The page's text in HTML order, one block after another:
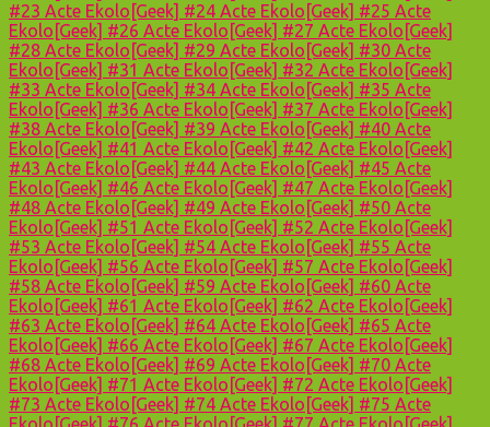
#23 Acte Ekolo[Geek] #24 Acte Ekolo[Geek] #25 Acte
Ekolo[Geek] #26 Acte Ekolo[Geek] #27 Acte Ekolo[Geek]
#28 Acte Ekolo[Geek] #29 Acte Ekolo[Geek] #30 Acte
Ekolo[Geek] #31 Acte Ekolo[Geek] #32 Acte Ekolo[Geek]
#33 Acte Ekolo[Geek] #34 Acte Ekolo[Geek] #35 Acte
Ekolo[Geek] #36 Acte Ekolo[Geek] #37 Acte Ekolo[Geek]
#38 Acte Ekolo[Geek] #39 Acte Ekolo[Geek] #40 Acte
Ekolo[Geek] #41 Acte Ekolo[Geek] #42 Acte Ekolo[Geek]
#43 Acte Ekolo[Geek] #44 Acte Ekolo[Geek] #45 Acte
Ekolo[Geek] #46 Acte Ekolo[Geek] #47 Acte Ekolo[Geek]
#48 Acte Ekolo[Geek] #49 Acte Ekolo[Geek] #50 Acte
Ekolo[Geek] #51 Acte Ekolo[Geek] #52 Acte Ekolo[Geek]
#53 Acte Ekolo[Geek] #54 Acte Ekolo[Geek] #55 Acte
Ekolo[Geek] #56 Acte Ekolo[Geek] #57 Acte Ekolo[Geek]
#58 Acte Ekolo[Geek] #59 Acte Ekolo[Geek] #60 Acte
Ekolo[Geek] #61 Acte Ekolo[Geek] #62 Acte Ekolo[Geek]
#63 Acte Ekolo[Geek] #64 Acte Ekolo[Geek] #65 Acte
Ekolo[Geek] #66 Acte Ekolo[Geek] #67 Acte Ekolo[Geek]
#68 Acte Ekolo[Geek] #69 Acte Ekolo[Geek] #70 Acte
Ekolo[Geek] #71 Acte Ekolo[Geek] #72 Acte Ekolo[Geek]
#73 Acte Ekolo[Geek] #74 Acte Ekolo[Geek] #75 Acte